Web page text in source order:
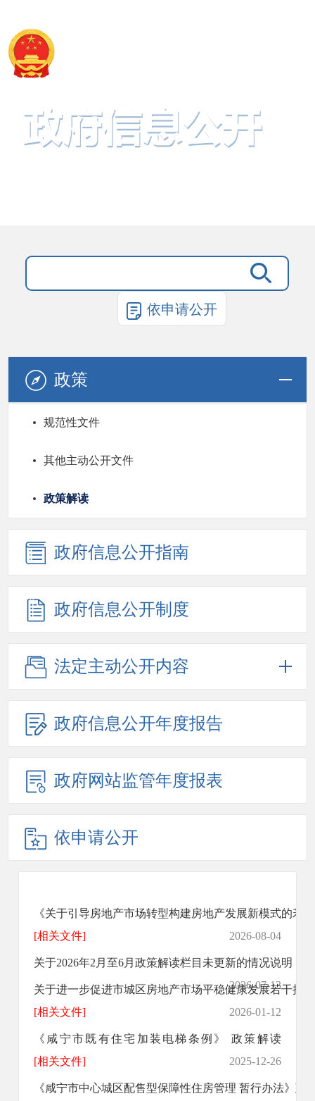
依申请公开
政策
规范性文件
其他主动公开文件
政策解读
政府信息公开指南
政府信息公开制度
法定主动公开内容
政府信息公开年度报告
政府网站监管年度报表
依申请公开
《关于引导房地产市场转型构建房地产发展新模式的若
[相关文件]
2026-08-04
关于2026年2月至6月政策解读栏目未更新的情况说明
2026-07-13
关于进一步促进市城区房地产市场平稳健康发展若干措
[相关文件]
2026-01-12
《咸宁市既有住宅加装电梯条例》 政策解读
[相关文件]
2025-12-26
《咸宁市中心城区配售型保障性住房管理 暂行办法》政